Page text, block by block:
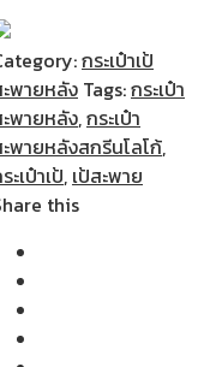
กระเป๋าเป้
พายหลัง Tags:กระเป๋า
พายหลัง,กระเป๋า
พายหลังสกรีนโลโก้,
ะเป๋าเป้, เป้สะพาย
this